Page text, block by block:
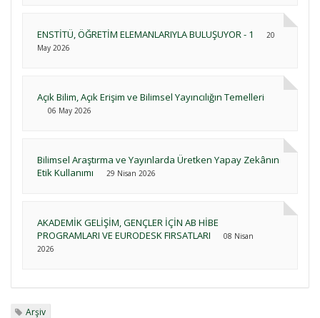
ENSTİTÜ, ÖĞRETİM ELEMANLARIYLA BULUŞUYOR - 1
20
May 2026
Açık Bilim, Açık Erişim ve Bilimsel Yayıncılığın Temelleri
06 May 2026
Bilimsel Araştırma ve Yayınlarda Üretken Yapay Zekânın
Etik Kullanımı
29 Nisan 2026
AKADEMİK GELİŞİM, GENÇLER İÇİN AB HİBE
PROGRAMLARI VE EURODESK FIRSATLARI
08 Nisan
2026
Arşiv